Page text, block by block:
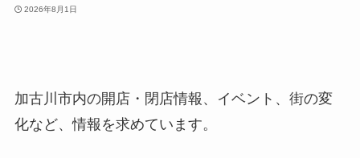
2026年8月1日
加古川市内の開店・閉店情報、イベント、街の変
化など、情報を求めています。